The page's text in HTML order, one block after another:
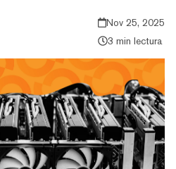
Nov 25, 2025
3 min lectura